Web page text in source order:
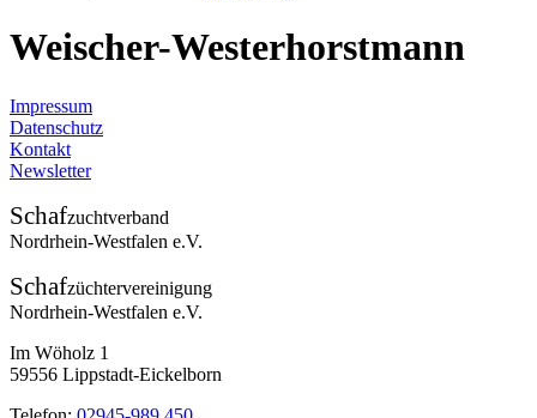
Weischer-Westerhorstmann
Impressum
Datenschutz
Kontakt
Newsletter
Schafzuchtverband
Nordrhein-Westfalen e.V.
Schafzüchtervereinigung
Nordrhein-Westfalen e.V.
Im Wöholz 1
59556 Lippstadt-Eickelborn